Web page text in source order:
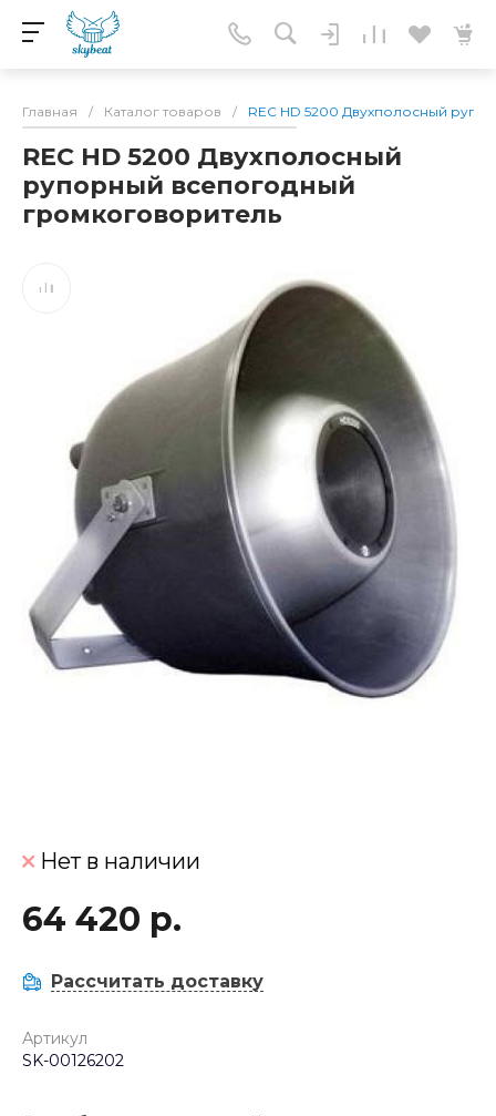
Главная / Каталог товаров / REC HD 5200 Двухполосный
REC HD 5200 Двухполосный
рупорный всепогодный
громкоговоритель
Нет в наличии
64 420 р.
Рассчитать доставку
Артикул
SK-00126202